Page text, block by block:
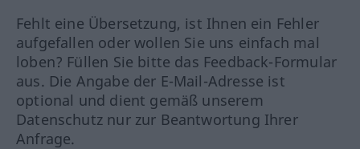
Fehlt eine Übersetzung, ist Ihnen ein Fehler
aufgefallen oder wollen Sie uns einfach mal
loben? Füllen Sie bitte das Feedback-Formular
aus. Die Angabe der E-Mail-Adresse ist
optional und dient gemäß unserem
Datenschutz nur zur Beantwortung Ihrer
Anfrage.